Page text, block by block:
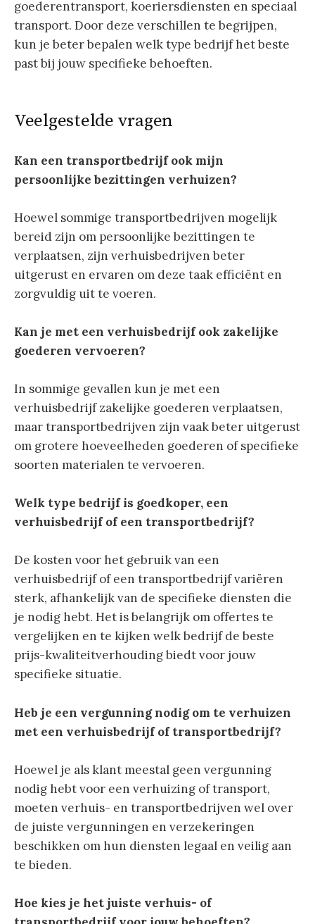
goederentransport, koeriersdiensten en speciaal
transport. Door deze verschillen te begrijpen,
kun je beter bepalen welk type bedrijf het beste
past bij jouw specifieke behoeften.
Veelgestelde vragen
Kan een transportbedrijf ook mijn
persoonlijke bezittingen verhuizen?
Hoewel sommige transportbedrijven mogelijk
bereid zijn om persoonlijke bezittingen te
verplaatsen, zijn verhuisbedrijven beter
uitgerust en ervaren om deze taak efficiënt en
zorgvuldig uit te voeren.
Kan je met een verhuisbedrijf ook zakelijke
goederen vervoeren?
In sommige gevallen kun je met een
verhuisbedrijf zakelijke goederen verplaatsen,
maar transportbedrijven zijn vaak beter uitgerust
om grotere hoeveelheden goederen of specifieke
soorten materialen te vervoeren.
Welk type bedrijf is goedkoper, een
verhuisbedrijf of een transportbedrijf?
De kosten voor het gebruik van een
verhuisbedrijf of een transportbedrijf variëren
sterk, afhankelijk van de specifieke diensten die
je nodig hebt. Het is belangrijk om offertes te
vergelijken en te kijken welk bedrijf de beste
prijs-kwaliteitverhouding biedt voor jouw
specifieke situatie.
Heb je een vergunning nodig om te verhuizen
met een verhuisbedrijf of transportbedrijf?
Hoewel je als klant meestal geen vergunning
nodig hebt voor een verhuizing of transport,
moeten verhuis- en transportbedrijven wel over
de juiste vergunningen en verzekeringen
beschikken om hun diensten legaal en veilig aan
te bieden.
Hoe kies je het juiste verhuis- of